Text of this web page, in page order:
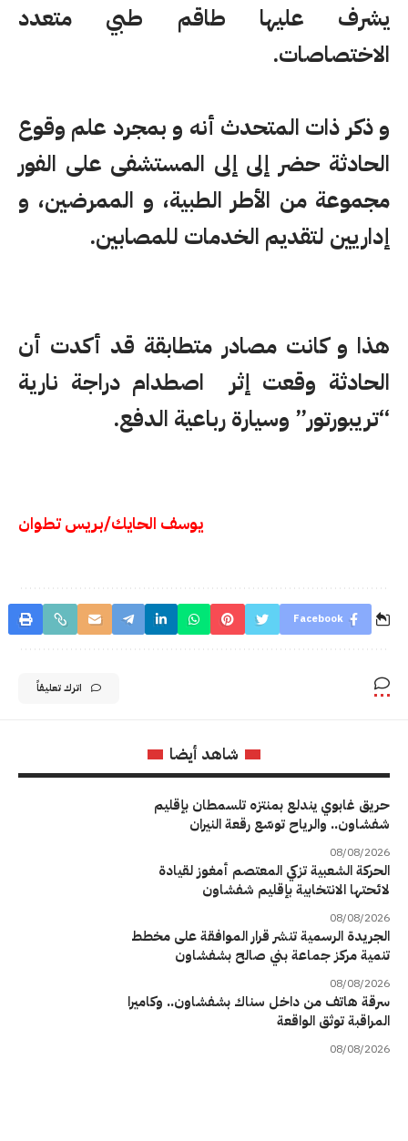
يشرف عليها طاقم طبي متعدد
الاختصاصات.
و ذكر ذات المتحدث أنه و بمجرد علم وقوع
الحادثة حضر إلى إلى المستشفى على الفور
مجموعة من الأطر الطبية، و الممرضين، و
إداريين لتقديم الخدمات للمصابين.
هذا و كانت مصادر متطابقة قد أكدت أن
الحادثة وقعت إثر اصطدام دراجة نارية
“تريبورتور” وسيارة رباعية الدفع.
يوسف الحايك/بريس تطوان
Facebook
اترك تعليقاً
شاهد أيضا
حريق غابوي يندلع بمنتزه تلسمطان بإقليم
شفشاون.. والرياح توسّع رقعة النيران
08/08/2026
الحركة الشعبية تزكي المعتصم أمغوز لقيادة
لائحتها الانتخابية بإقليم شفشاون
08/08/2026
الجريدة الرسمية تنشر قرار الموافقة على مخطط
تنمية مركز جماعة بني صالح بشفشاون
08/08/2026
سرقة هاتف من داخل سناك بشفشاون.. وكاميرا
المراقبة توثق الواقعة
08/08/2026